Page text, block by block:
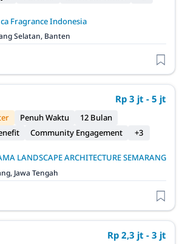
Fragrance Indonesia
Selatan, Banten
Rp 3 jt - 5 jt
Penuh Waktu
12 Bulan
Community Engagement +3
LANDSCAPE ARCHITECTURE SEMARANG
Jawa Tengah
Rp 2,3 jt - 3 jt